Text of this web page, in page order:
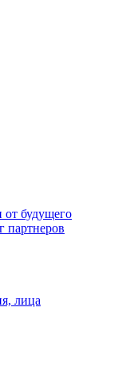
будущего
партнеров
лица